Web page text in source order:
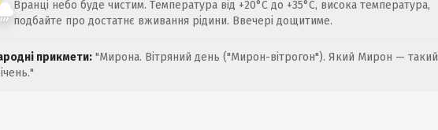
Вранці небо буде чистим. Температура від +20°C до +35°C, висока температура,
подбайте про достатнє вживання рідини. Ввечері дощитиме.
прикмети: "Мирона. Вітряний день ("Мирон-вітрогон"). Який Мирон — такий